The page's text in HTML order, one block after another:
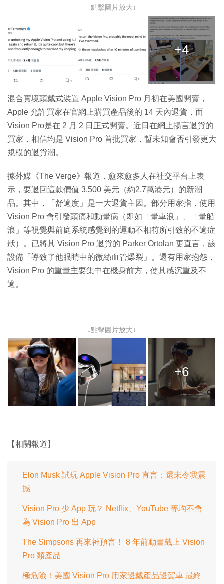
↓點擊圖片放大↓
+4
混合實境頭戴式裝置 Apple Vision Pro 月初在美國開賣，
Apple 允許買家在官網上購買產品後的 14 天內退貨，而
Vision Pro是在 2 月 2 日正式開賣。近日在網上揚言退貨的
買家，相信均是 Vision Pro 首批買家，暫未知會否引發更大
規模的退貨潮。
據外媒《The Verge》報道，愈來愈多人在社交平台上表
示，要退回這款價值 3,500 美元（約2.7萬港元）的新潮
品。其中，「舒適度」是一大退貨主因。部分用家指，使用
Vision Pro 會引發頭痛和動暈病（即如「暈車浪」、「暈船
浪」等視覺與前庭系統感覺到的運動不相符所引致的不適症
狀）。已將其 Vision Pro 退貨的 Parker Ortolan 更直言，該
設備「導致了他眼睛中的微絲血管爆裂」。還有用家抱怨，
Vision Pro 的重量主要集中在機身前方，使其感沉重及不
適。
↓點擊圖片放大↓
+6
【相關報道】
Elon Musk 試玩 Apple Vision Pro 直言：還未令我震
撼
Vision Pro 少 App 玩？ Netflix、YouTube 等均不會
為 Vision Pro 出 App
The Simpsons 再來神預言！ 8 年前動畫戴上 Vision
Pro 類產品
極危險！美國 Vision Pro 用家邊戴產品邊駕車 最終